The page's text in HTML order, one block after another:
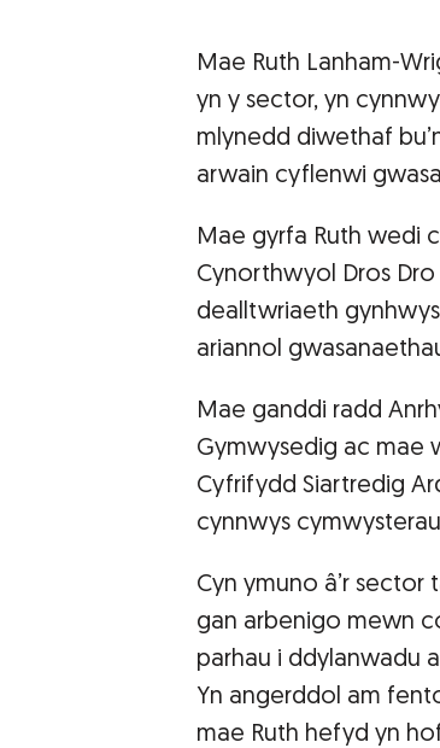
Mae Ruth Lanham-
yn y sector, yn
mlynedd diwethaf
arwain cyflenwi
Mae gyrfa Ruth wedi
Cynorthwyol Dros Dro
dealltwriaeth
ariannol
Mae ganddi radd
Gymwysedig ac mae
Cyfrifydd Siartredig
cynnwys
Cyn ymuno â’r
gan arbenigo mewn
parhau i ddylanwadu
Yn angerddol am
mae Ruth hefyd yn